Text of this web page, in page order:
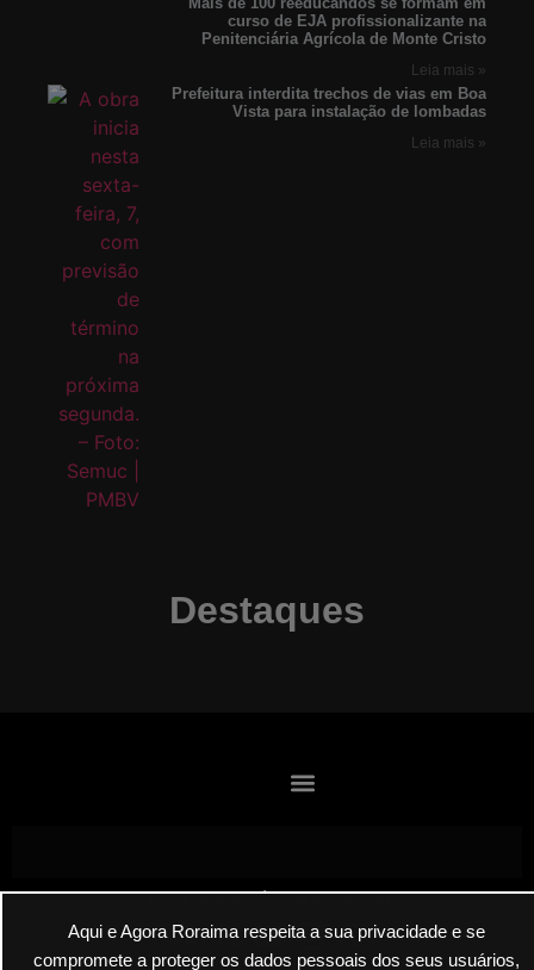
Aqui e Agora Roraima respeita a sua privacidade e se
compromete a proteger os dados pessoais dos seus usuários,
Destaques
curso de EJA profissionalizante na
Penitenciária Agrícola de Monte Cristo
Leia mais »
Prefeitura interdita trechos de vias em Boa
Vista para instalação de lombadas
Leia mais »
Envie suas denúncias por E-mail